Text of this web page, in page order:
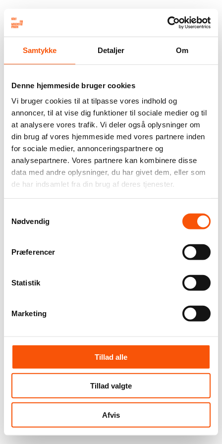
Samtykke Detaljer Om
Denne hjemmeside bruger cookies
Vi bruger cookies til at tilpasse vores indhold og
annoncer, til at vise dig funktioner til sociale medier og til
at analysere vores trafik. Vi deler også oplysninger om
din brug af vores hjemmeside med vores partnere inden
for sociale medier, annonceringspartnere og
analysepartnere. Vores partnere kan kombinere disse
data med andre oplysninger, du har givet dem, eller som
de har indsamlet fra din brug af deres tjenester.
Nødvendig
Præferencer
Statistik
Marketing
Tillad alle
Tillad valgte
Afvis